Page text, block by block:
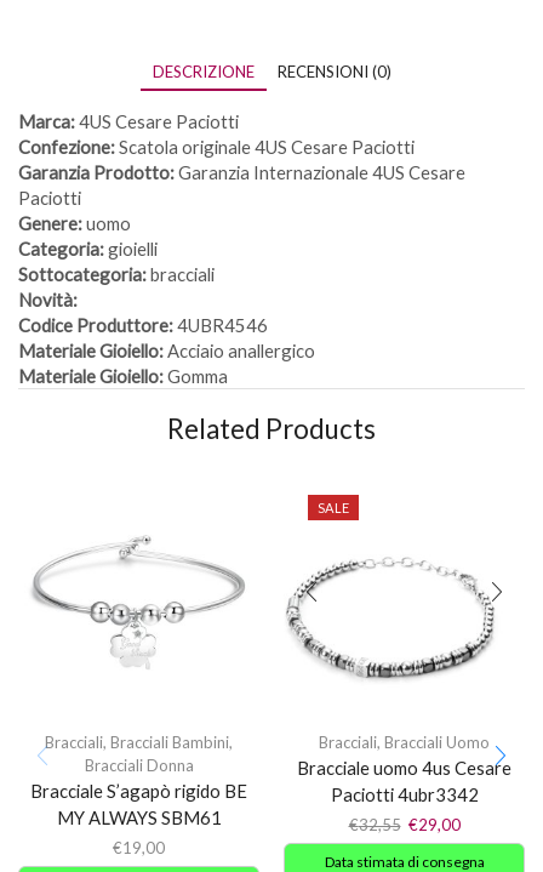
DESCRIZIONE RECENSIONI (0)
Marca:4US Cesare Paciotti
Confezione:Scatola originale 4US Cesare Paciotti
Garanzia Prodotto:Garanzia Internazionale 4US Cesare
Paciotti
Genere:uomo
Categoria:gioielli
Sottocategoria:bracciali
Novità:
Codice Produttore:4UBR4546
Materiale Gioiello:Acciaio anallergico
Materiale Gioiello:Gomma
Related Products
Bracciali, Bracciali Bambini,
Bracciali Donna
Bracciale S’agapò rigido BE
MY ALWAYS SBM61
€19,00
SALE
Bracciali, Bracciali Uomo
Bracciale uomo 4us Cesare
Paciotti 4ubr3342
€32,55 €29,00
Data stimata di consegna